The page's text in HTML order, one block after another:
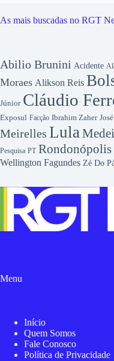
As mais buscadas no RGT
Abilio Brunini Acidente
Moraes Alikson Reis
Júnior Cláudio
Exposul Facção Ibrahim Zaher
Meirelles Lula
Pesquisa PT Rondonópolis
Wellington Fagundes Zé Do
Menu
Início
Quem Somos
Fale Conosco
Política de Privacidade